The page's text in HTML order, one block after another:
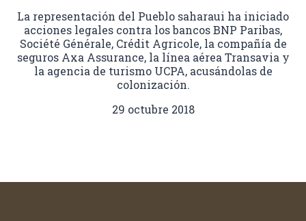
La representación del Pueblo saharaui ha iniciado
acciones legales contra los bancos BNP Paribas,
Société Générale, Crédit Agricole, la compañía de
seguros Axa Assurance, la línea aérea Transavia y
la agencia de turismo UCPA, acusándolas de
colonización.
29 octubre 2018